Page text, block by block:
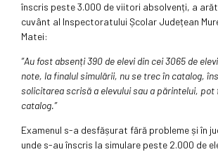
înscris peste 3.000 de viitori absolvenți, a
cuvânt al Inspectoratului Școlar Județean
Matei:
”Au fost absenți 390 de elevi din cei 3065 de
note, la finalul simulării, nu se trec în catalog,
solicitarea scrisă a elevului sau a părintelui, pot
catalog.”
Examenul s-a desfășurat fără probleme și în
unde s-au înscris la simulare peste 2.000 de